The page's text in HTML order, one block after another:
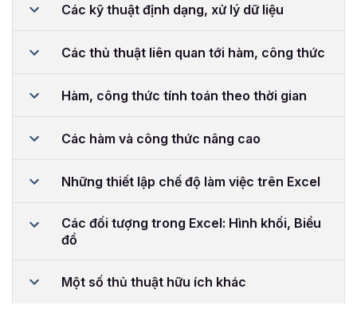
Các kỹ thuật định dạng, xử lý dữ liệu
Các thủ thuật liên quan tới hàm, công thức
Hàm, công thức tính toán theo thời gian
Các hàm và công thức nâng cao
Những thiết lập chế độ làm việc trên Excel
Các đối tượng trong Excel: Hình khối, Biểu
đồ
Một số thủ thuật hữu ích khác